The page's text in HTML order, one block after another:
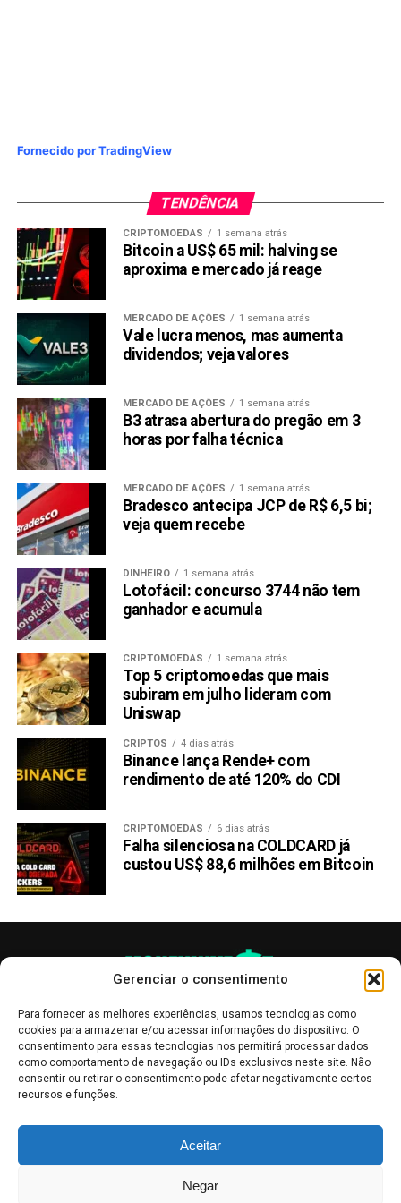
Gerenciar o consentimento
Para fornecer as melhores experiências, usamos tecnologias como
cookies para armazenar e/ou acessar informações do dispositivo. O
consentimento para essas tecnologias nos permitirá processar dados
como comportamento de navegação ou IDs exclusivos neste site. Não
consentir ou retirar o consentimento pode afetar negativamente certos
recursos e funções.
Aceitar
Negar
Fornecido por TradingView
TENDÊNCIA
CRIPTOMOEDAS 1 semana atrás
Bitcoin a US$ 65 mil: halving se
aproxima e mercado já reage
MERCADO DE AÇÕES 1 semana atrás
Vale lucra menos, mas aumenta
dividendos; veja valores
MERCADO DE AÇÕES 1 semana atrás
B3 atrasa abertura do pregão em 3
horas por falha técnica
MERCADO DE AÇÕES 1 semana atrás
Bradesco antecipa JCP de R$ 6,5 bi;
veja quem recebe
DINHEIRO 1 semana atrás
Lotofácil: concurso 3744 não tem
ganhador e acumula
CRIPTOMOEDAS 1 semana atrás
Top 5 criptomoedas que mais
subiram em julho lideram com
Uniswap
CRIPTOS 4 dias atrás
Binance lança Rende+ com
rendimento de até 120% do CDI
CRIPTOMOEDAS 6 dias atrás
Falha silenciosa na COLDCARD já
custou US$ 88,6 milhões em Bitcoin
informativo, servindo como boletins de divulgação, e não devem ser
interpretadas como recomendações de investimento.Leia mais
Bolsa de Valores